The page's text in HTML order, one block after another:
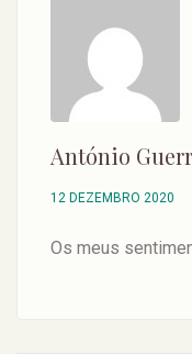
António
12 DEZEMBRO 2020
Os meus